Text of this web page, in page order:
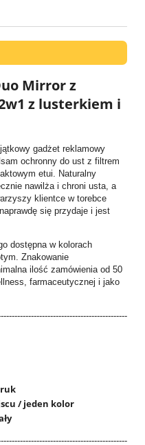
Mirror z
z lusterkiem i
gadżet reklamowy
ochronny do ust z filtrem
etui. Naturalny
nawilża i chroni usta, a
klientce w torebce
się przydaje i jest
dostępna w kolorach
Znakowanie
ilość zamówienia od 50
farmaceutycznej i jako
/ jeden kolor